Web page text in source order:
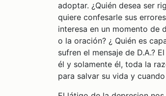
adoptar. ¿Quién desea ser
quiere confesarle sus
interesa en un momento de
o la oración? ¿ Quién es
sufren el mensaje de D.A.?
él y solamente él, toda la
para salvar su vida y